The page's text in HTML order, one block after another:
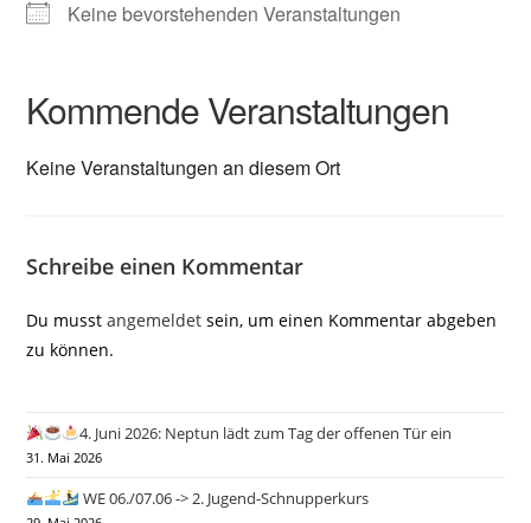
Keine bevorstehenden Veranstaltungen
Kommende Veranstaltungen
Keine Veranstaltungen an diesem Ort
Schreibe einen Kommentar
Du musstangemeldet sein, um einen Kommentar abgeben
zu können.
4. Juni 2026: Neptun lädt zum Tag der offenen Tür ein
31. Mai 2026
WE 06./07.06 -> 2. Jugend-Schnupperkurs